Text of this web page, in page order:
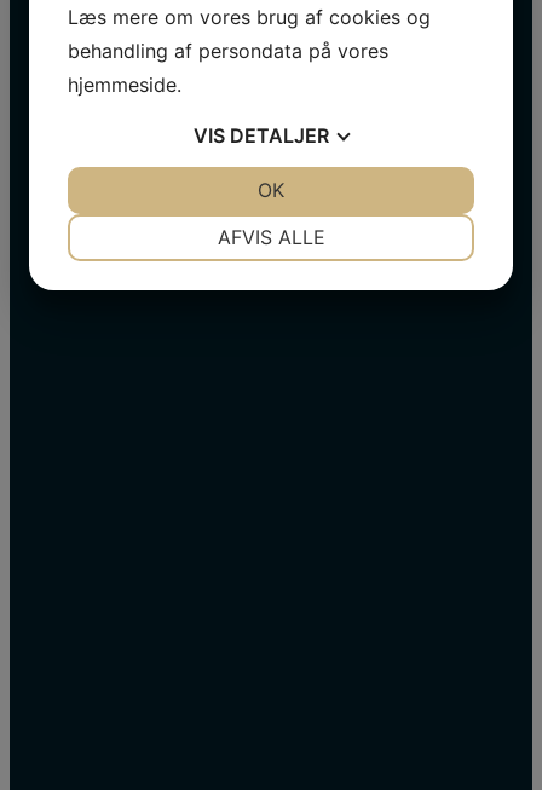
Læs mere om vores brug af cookies og
behandling af persondata på vores
hjemmeside.
VIS DETALJER
AFVIS ALLE
OK